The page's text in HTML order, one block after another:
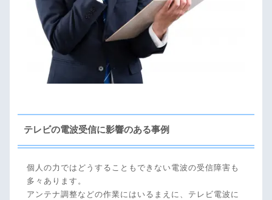
テレビの電波受信に影響のある事例
個人の力ではどうすることもできない電波の受信障害も
多々あります。
アンテナ調整などの作業にはいるまえに、テレビ電波に